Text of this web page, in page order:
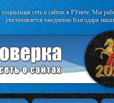
сеть о сайтах в РУнете. Мы
увеличивается ежедневно благодаря